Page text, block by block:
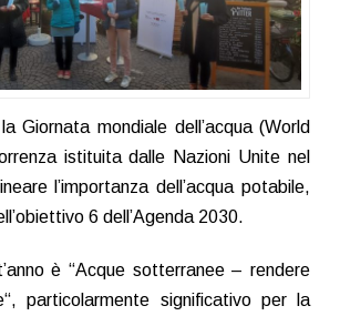
Giornata mondiale dell’acqua (World
istituita dalle Nazioni Unite nel
l’importanza dell’acqua potabile,
6 dell’Agenda 2030.
è “Acque sotterranee – rendere
particolarmente significativo per la